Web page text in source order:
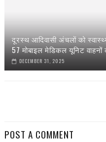
दूरस्थ आदिवासी अंचलों को
57 मोबाइल मेडिकल यूनिट वाहनों
DECEMBER 31, 2025
POST A COMMENT